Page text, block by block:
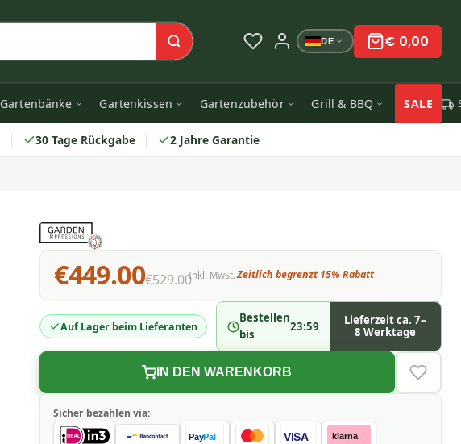
DE € 0,00
Gartenbänke Gartenkissen Gartenzubehör Grill & BBQ SALE
30 Tage Rückgabe 2 Jahre Garantie
€449.00€529.00Inkl. MwSt. Zeitlich begrenzt 15% Rabatt
Auf Lager beim Lieferanten
Bestellen
bis
23:59
Lieferzeit ca. 7–
8 Werktage
IN DEN WARENKORB
Sicher bezahlen via:
PayPal VISA klarna